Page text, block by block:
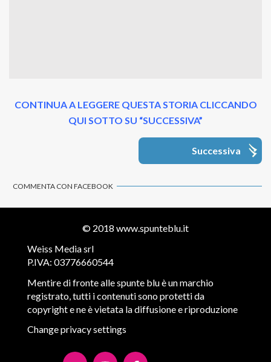
CONTINUA A LEGGERE QUESTA STORIA CLICCANDO
QUI SOTTO SU “SUCCESSIVA”
Successiva
COMMENTA CON FACEBOOK
© 2018 www.spunteblu.it
Weiss Media srl
P.IVA: 03776660544
Mentire di fronte alle spunte blu è un marchio
registrato, tutti i contenuti sono protetti da
copyright e ne è vietata la diffusione e riproduzione
Change privacy settings